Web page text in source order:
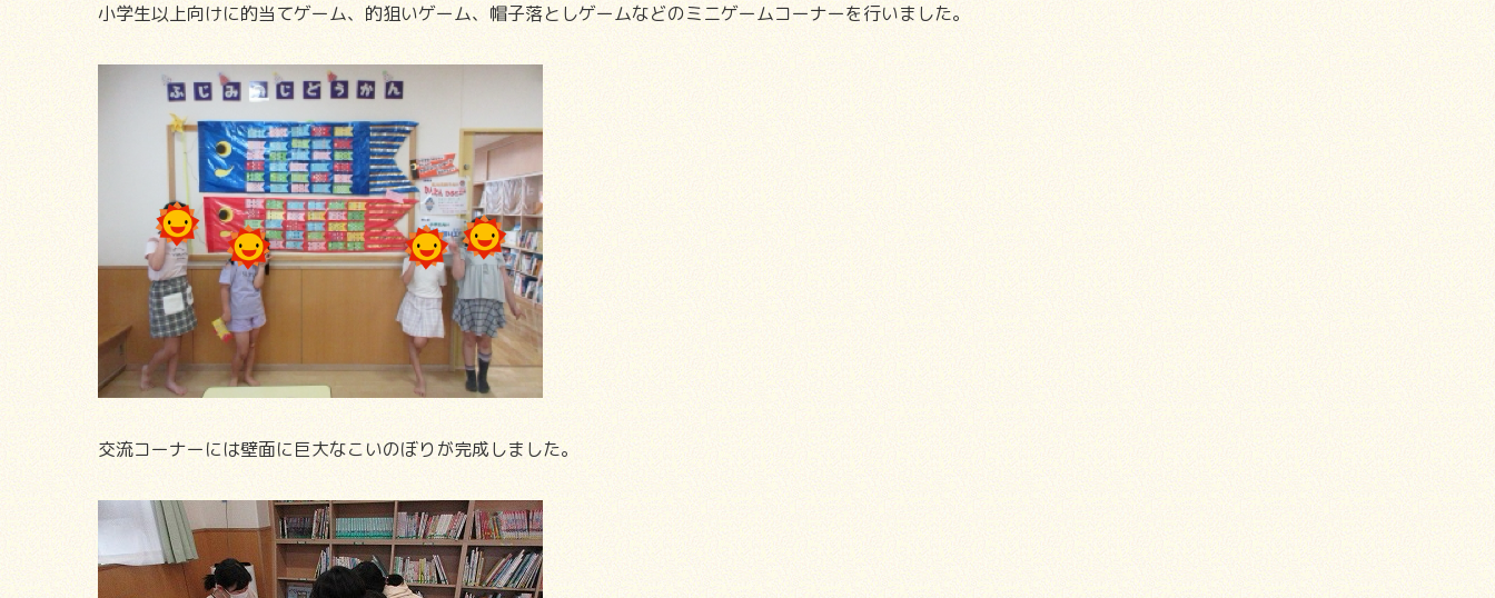
小学生以上向けに的当てゲーム、的狙いゲーム、帽子落としゲームなどのミニゲームコーナーを行いました。
交流コーナーには壁面に巨大なこいのぼりが完成しました。